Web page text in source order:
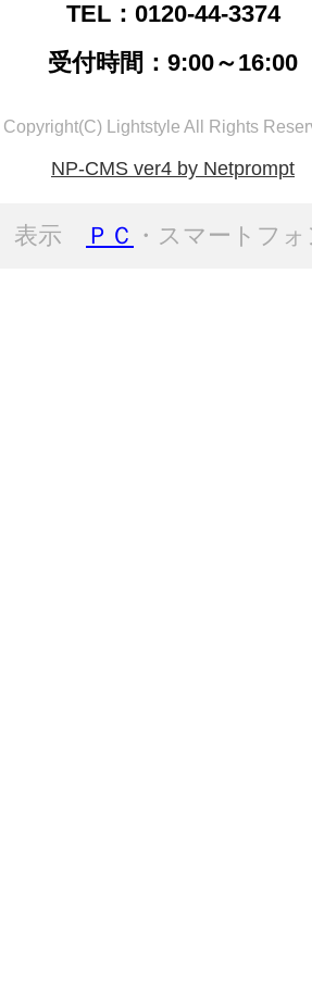
TEL：0120-44-3374
受付時間：9:00～16:00
Copyright(C) Lightstyle All Rights
NP-CMS ver4 by Netprompt
表示 ＰＣ ・スマートフ